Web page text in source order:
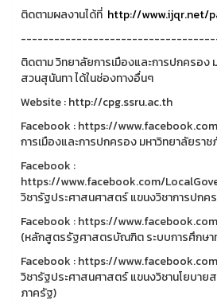
ติดตามผลงานได้ที่ http://www.ijqr.net/
ติดตาม วิทยาลัยการเมืองและการปกครอง
สวนสุนันทา ได้ในช่องทางอื่นๆ
Website : http://cpg.ssru.ac.th
Facebook : https://
การเมืองและการปกครอง มหาวิทยาลัยรา
Facebook :
https://www.facebook.com/
วิชารัฐประศาสนศาสตร์ แขนงวิชาการปกค
Facebook : https://www.facebook.com/
(หลักสูตรรัฐศาสตรบัณฑิต ระบบการศึกษา
Facebook : https://
วิชารัฐประศาสนศาสตร์ แขนงวิชานโยบาย
ภาครัฐ)